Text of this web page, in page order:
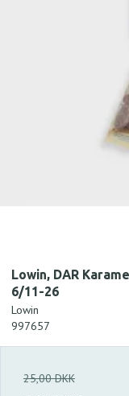
Lowin, DAR
6/11-26
Lowin
997657
25,00 DKK